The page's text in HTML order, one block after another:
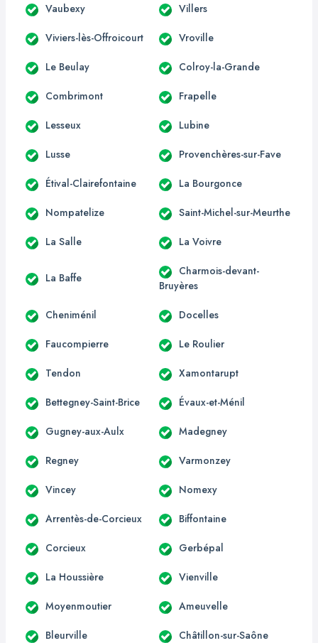
Vaubexy Villers
Viviers-lès-Offroicourt Vroville
Le Beulay Colroy-la-Grande
Combrimont Frapelle
Lesseux Lubine
Lusse Provenchères-sur-Fave
Étival-Clairefontaine La Bourgonce
Nompatelize Saint-Michel-sur-Meurthe
La Salle La Voivre
La Baffe
Charmois-devant-
Bruyères
Cheniménil Docelles
Faucompierre Le Roulier
Tendon Xamontarupt
Bettegney-Saint-Brice Évaux-et-Ménil
Gugney-aux-Aulx Madegney
Regney Varmonzey
Vincey Nomexy
Arrentès-de-Corcieux Biffontaine
Corcieux Gerbépal
La Houssière Vienville
Moyenmoutier Ameuvelle
Bleurville Châtillon-sur-Saône